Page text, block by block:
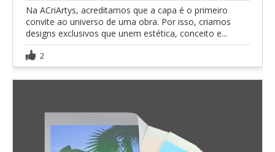
Na ACriArtys, acreditamos que a capa é o primeiro
convite ao universo de uma obra. Por isso, criamos
designs exclusivos que unem estética, conceito e...
2